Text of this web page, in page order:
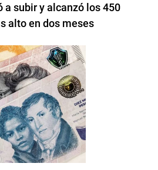
a subir y alcanzó los 450
alto en dos meses